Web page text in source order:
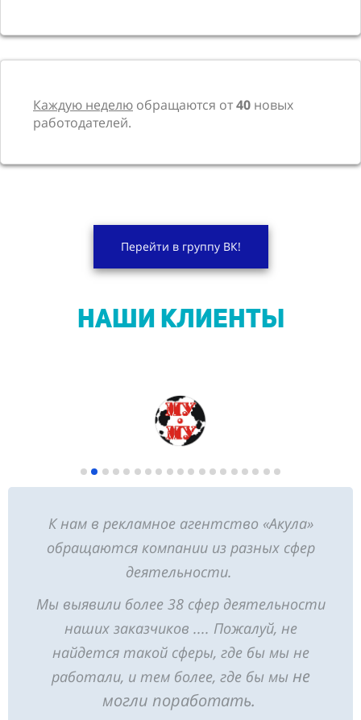
Каждую неделю обращаются от40 новых
работодателей.
Перейти в группу ВК!
НАШИ КЛИЕНТЫ
К нам в рекламное агентство «Акула»
обращаются компании из разных сфер
деятельности.
Мы выявили более 38 сфер деятельности
наших заказчиков .... Пожалуй, не
найдется такой сферы, где бы мы не
работали, и тем более, где бы мы не
могли поработать.